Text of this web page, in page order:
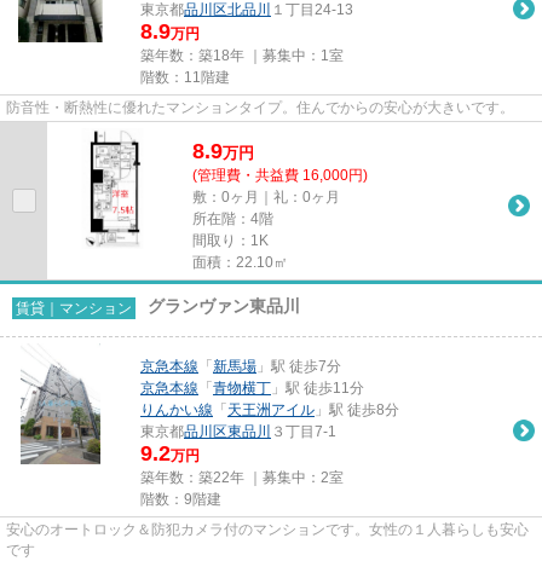
東京都品川区北品川 １丁目24-13
8.9万円
築年数：築18年 ｜募集中： 1室
階数：11階建
防音性・断熱性に優れたマンションタイプ。住んでからの安心が大きいです。
8.9万円
(管理費・共益費 16,000円)
敷：0ヶ月｜礼：0ヶ月
所在階：4階
間取り：1K
面積：22.10㎡
賃貸｜マンション グランヴァン東品川
京急本線 「 新馬場 」駅 徒歩7分
京急本線 「 青物横丁 」駅 徒歩11分
りんかい線 「 天王洲アイル 」駅 徒歩8分
東京都品川区東品川 ３丁目7-1
9.2万円
築年数：築22年 ｜募集中： 2室
階数：9階建
安心のオートロック＆防犯カメラ付のマンションです。女性の１人暮らしも安心
です